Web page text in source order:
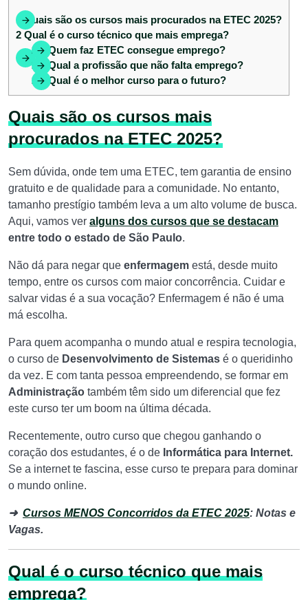
1 Quais são os cursos mais procurados na ETEC 2025?
2 Qual é o curso técnico que mais emprega?
2.1 Quem faz ETEC consegue emprego?
2.2 Qual a profissão que não falta emprego?
2.3 Qual é o melhor curso para o futuro?
Quais são os cursos mais
procurados na ETEC 2025?
Sem dúvida, onde tem uma ETEC, tem garantia de ensino
gratuito e de qualidade para a comunidade. No entanto,
tamanho prestígio também leva a um alto volume de busca.
Aqui, vamos ver alguns dos cursos que se destacam
entre todo o estado de São Paulo.
Não dá para negar que enfermagem está, desde muito
tempo, entre os cursos com maior concorrência. Cuidar e
salvar vidas é a sua vocação? Enfermagem é não é uma
má escolha.
Para quem acompanha o mundo atual e respira tecnologia,
o curso de Desenvolvimento de Sistemas é o queridinho
da vez. E com tanta pessoa empreendendo, se formar em
Administração também têm sido um diferencial que fez
este curso ter um boom na última década.
Recentemente, outro curso que chegou ganhando o
coração dos estudantes, é o de Informática para Internet.
Se a internet te fascina, esse curso te prepara para dominar
o mundo online.
➜ Cursos MENOS Concorridos da ETEC 2025: Notas e
Vagas.
Qual é o curso técnico que mais
emprega?